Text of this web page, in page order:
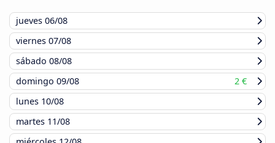
jueves 06/08
viernes 07/08
sábado 08/08
domingo 09/08
2 €
lunes 10/08
martes 11/08